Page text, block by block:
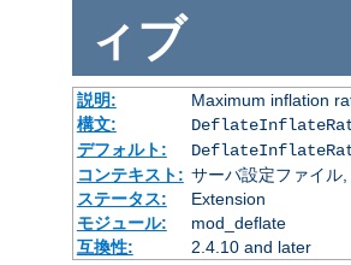
ィブ
説明:
Maximum inflation
構文:
デフォルト:
コンテキスト: サーバ設定ファイル
ステータス:
Extension
モジュール:
mod_deflate
互換性:
2.4.10 and later